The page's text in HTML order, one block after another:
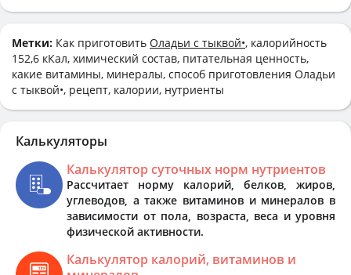
Метки: Как приготовить Оладьи с тыквой•, калорийность
152,6 кКал, химический состав, питательная ценность,
какие витамины, минералы, способ приготовления Оладьи
с тыквой•, рецепт, калории, нутриенты
Калькуляторы
Калькулятор суточных норм нутриентов
Рассчитает норму калорий, белков, жиров,
углеводов, а также витаминов и минералов в
зависимости от пола, возраста, веса и уровня
физической активности.
Калькулятор калорий, витаминов и